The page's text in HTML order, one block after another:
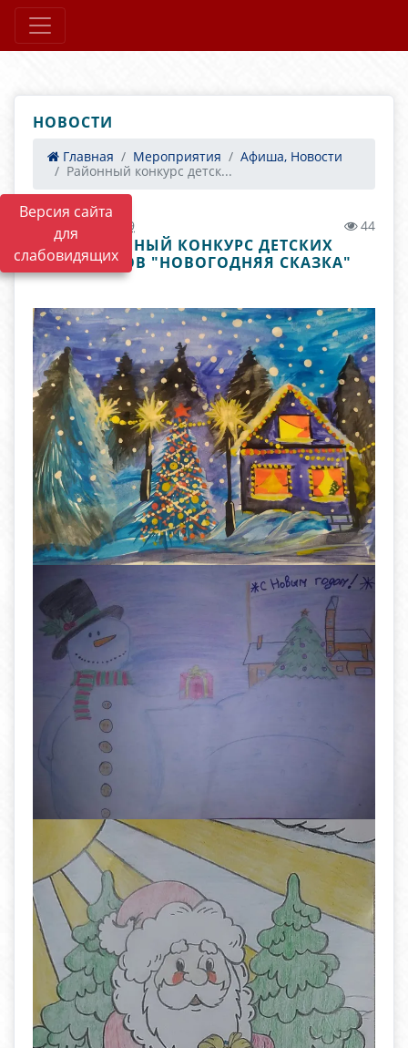
Версия сайта
для
слабовидящих
НОВОСТИ
Главная Мероприятия
Афиша, Новости
Районный конкурс детск...
13.01.2021 07:09 44
РАЙОННЫЙ КОНКУРС ДЕТСКИХ
РИСУНКОВ "НОВОГОДНЯЯ СКАЗКА"